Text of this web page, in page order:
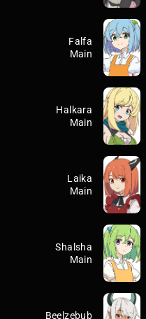
Falfa
Main
Halkara
Main
Laika
Main
Shalsha
Main
Beelzebub